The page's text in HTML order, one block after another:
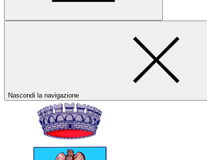
Nascondi la navigazione